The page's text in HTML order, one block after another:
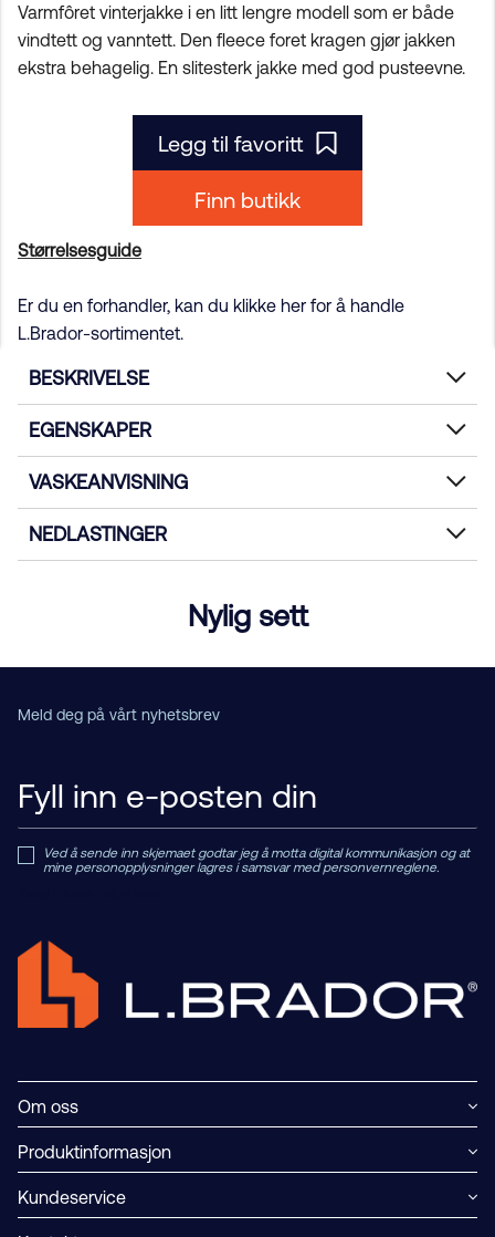
Varmfôret vinterjakke i en litt lengre modell som er både
vindtett og vanntett. Den fleece foret kragen gjør jakken
ekstra behagelig. En slitesterk jakke med god pusteevne.
Legg til favoritt
Finn butikk
Størrelsesguide
Er du en forhandler, kan du klikke her for å handle
L.Brador-sortimentet.
BESKRIVELSE
EGENSKAPER
VASKEANVISNING
NEDLASTINGER
Nylig sett
Meld deg på vårt nyhetsbrev
Ved å sende inn skjemaet godtar jeg å motta digital kommunikasjon og at
mine personopplysninger lagres i samsvar med personvernreglene.
Om oss
Produktinformasjon
Kundeservice